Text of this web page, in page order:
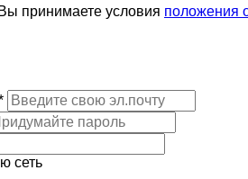
принимаете условия положения
сеть